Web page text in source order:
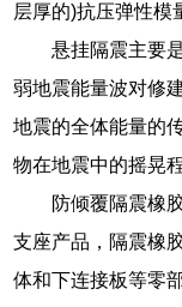
层厚的)抗压弹性模
悬挂隔震主要
弱地震能量波对修
地震的全体能量的
物在地震中的摇晃程
防倾覆隔震橡
支座产品，隔震橡
体和下连接板等零